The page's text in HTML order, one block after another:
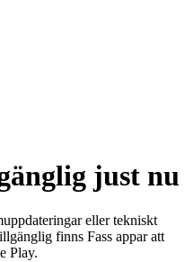
just nu
eller tekniskt
finns Fass appar att
Play.